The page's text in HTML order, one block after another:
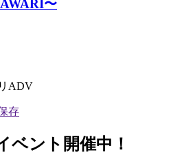
〜
ADV
ベント開催中！